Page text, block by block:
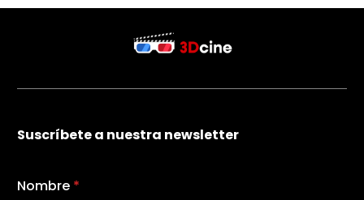
Suscríbete a nuestra newsletter
Nombre *